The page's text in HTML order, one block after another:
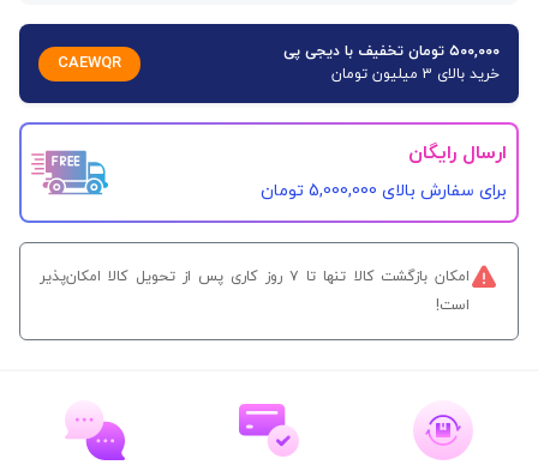
۵۰۰,۰۰۰ تومان تخفیف با دیجی پی
خرید بالای 3 میلیون تومان
CAEWQR
ارسال رایگان
برای سفارش‌ بالای 5,000,000 تومان
امکان بازگشت کالا تنها تا ۷ روز کاری پس از تحویل کالا امکان‌پذیر
است!